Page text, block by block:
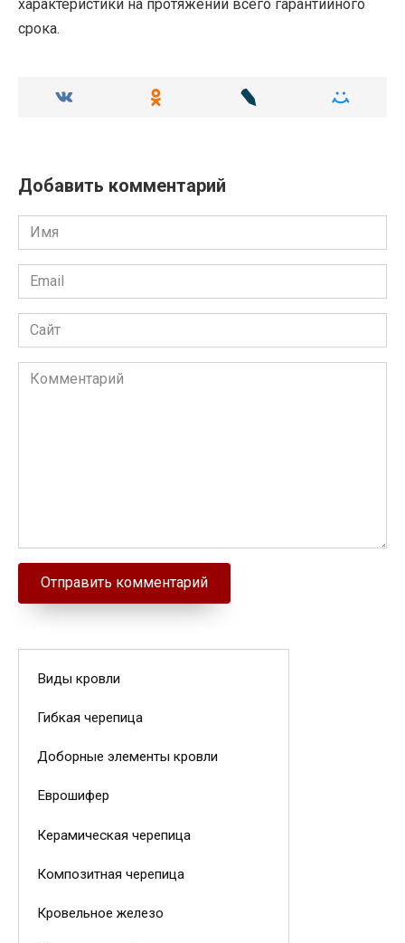
характеристики на протяжении всего гарантийного
срока.
Добавить комментарий
Имя
Email
Сайт
Комментарий
Виды кровли
Гибкая черепица
Доборные элементы кровли
Еврошифер
Керамическая черепица
Композитная черепица
Кровельное железо